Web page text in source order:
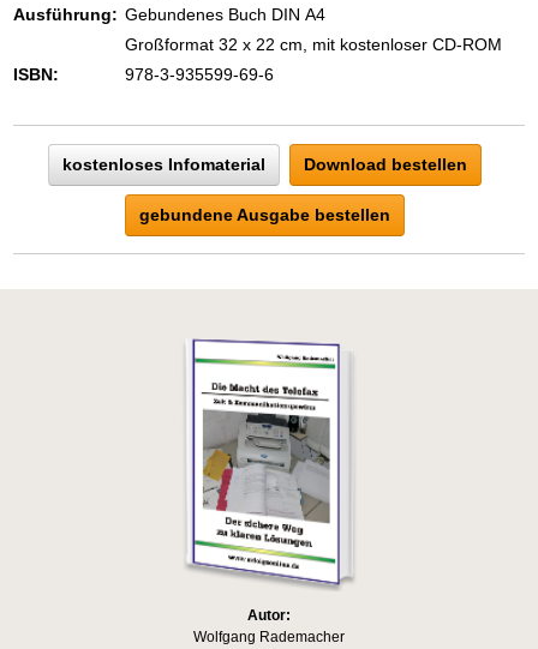
Zeigen Sie mit der Maus hierhin, um
Ausführung: Gebundenes Buch DIN A4
Großformat 32 x 22 cm, mit kostenloser CD-ROM
ISBN:
978-3-935599-69-6
kostenloses Infomaterial Download bestellen
gebundene Ausgabe bestellen
Autor:
Wolfgang Rademacher